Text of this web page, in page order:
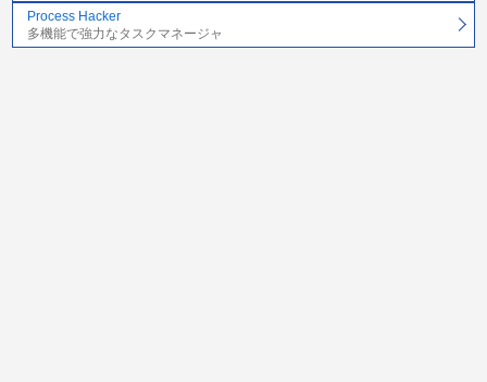
Process Hacker
多機能で強力なタスクマネージャ